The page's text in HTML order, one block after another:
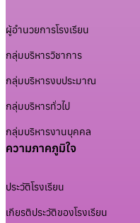
ผู้อำนวยการโรงเรียน
กลุ่มบริหารวิชาการ
กลุ่มบริหารงบประมาณ
กลุ่มบริหารทั่วไป
กลุ่มบริหารงานบุคคล
ความภาคภูมิใจ
ประวัติโรงเรียน
เกียรติประวัติของโรงเรียน